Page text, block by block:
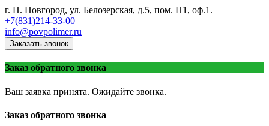
г. Н. Новгород, ул. Белозерская, д.5, пом. П1, оф.1.
+7(831)214-33-00
info@povpolimer.ru
Заказать звонок
Заказ обратного звонка
Ваш заявка принята. Ожидайте звонка.
Заказ обратного звонка